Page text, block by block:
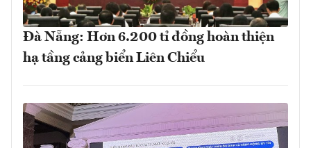
Đà Nẵng: Hơn 6.200 tỉ đồng hoàn thiện
hạ tầng cảng biển Liên Chiểu